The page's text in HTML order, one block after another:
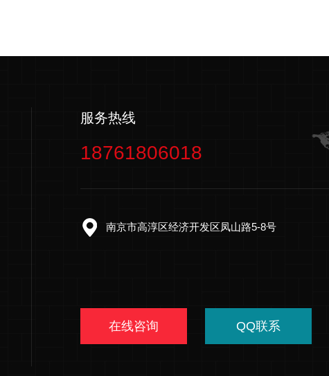
服务热线
18761806018
南京市高淳区经济开发区凤山路5-8号
在线咨询 QQ联系